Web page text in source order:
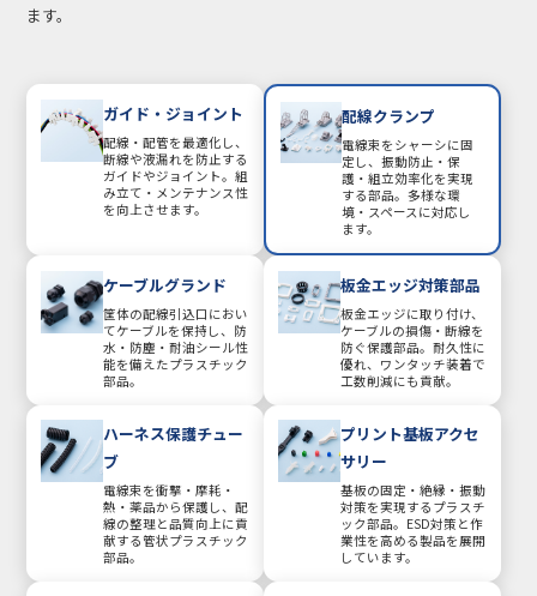
ます。
ガイド・ジョイント
配線・配管を最適化し、
断線や液漏れを防止する
ガイドやジョイント。組
み立て・メンテナンス性
を向上させます。
配線クランプ
電線束をシャーシに固
定し、振動防止・保
護・組立効率化を実現
する部品。多様な環
境・スペースに対応し
ます。
ケーブルグランド
筐体の配線引込口におい
てケーブルを保持し、防
水・防塵・耐油シール性
能を備えたプラスチック
部品。
板金エッジ対策部品
板金エッジに取り付け、
ケーブルの損傷・断線を
防ぐ保護部品。耐久性に
優れ、ワンタッチ装着で
工数削減にも貢献。
ハーネス保護チュー
ブ
電線束を衝撃・摩耗・
熱・薬品から保護し、配
線の整理と品質向上に貢
献する管状プラスチック
部品。
プリント基板アクセ
サリー
基板の固定・絶縁・振動
対策を実現するプラスチ
ック部品。ESD対策と作
業性を高める製品を展開
しています。